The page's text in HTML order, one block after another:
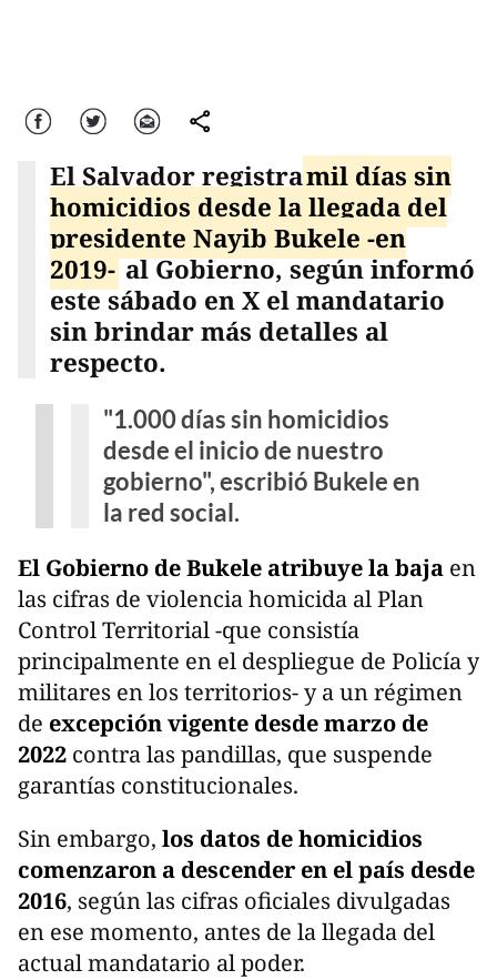
Facebook Twitter Correo comparte
El Salvador registramil días sin
homicidios desde la llegada del
presidente Nayib Bukele -en
2019-al Gobierno, según informó
este sábado en X el mandatario
sin brindar más detalles al
respecto.
"1.000 días sin homicidios
desde el inicio de nuestro
gobierno", escribió Bukele en
la red social.
El Gobierno de Bukele atribuye la baja en
las cifras de violencia homicida al Plan
Control Territorial -que consistía
principalmente en el despliegue de Policía y
militares en los territorios- y a un régimen
de excepción vigente desde marzo de
2022 contra las pandillas, que suspende
garantías constitucionales.
Sin embargo, los datos de homicidios
comenzaron a descender en el país desde
2016, según las cifras oficiales divulgadas
en ese momento, antes de la llegada del
actual mandatario al poder.